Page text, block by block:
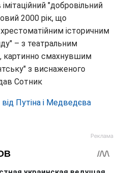
"добровільний
2000 рік, що
історичним
– з театральним
картинно смахнувшим
з виснаженого
Сотник
Путіна і Медведєва